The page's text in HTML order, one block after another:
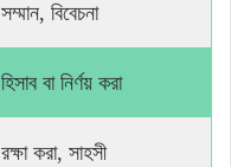
সম্মান, বিবেচনা
হিসাব বা নির্ণয় করা
রক্ষা করা, সাহসী